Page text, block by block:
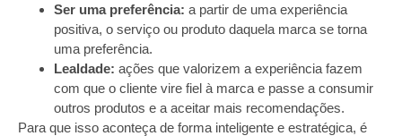
Ser uma preferência: a partir de uma experiência
positiva, o serviço ou produto daquela marca se torna
uma preferência.
Lealdade: ações que valorizem a experiência fazem
com que o cliente vire fiel à marca e passe a consumir
outros produtos e a aceitar mais recomendações.
Para que isso aconteça de forma inteligente e estratégica, é